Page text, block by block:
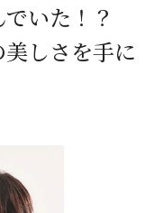
いた！？
しさを手に